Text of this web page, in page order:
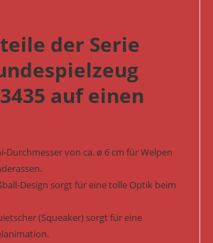
der Serie
auf einen
Durchmesser von ca. ø 6 cm für Welpen
Design sorgt für eine tolle Optik beim
(Squeaker) sorgt für eine